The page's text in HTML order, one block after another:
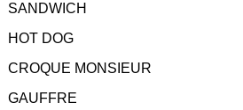
SANDWICH
HOT DOG
CROQUE MONSIEUR
GAUFFRE